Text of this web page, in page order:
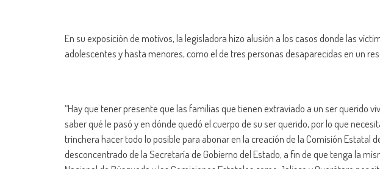
En su exposición de motivos, la legisladora hizo alusión a los casos donde las
adolescentes y hasta menores, como el de tres personas desaparecidas en un
“Hay que tener presente que las familias que tienen extraviado a un ser querido
saber qué le pasó y en dónde quedó el cuerpo de su ser querido, por lo que
trinchera hacer todo lo posible para abonar en la creación de la Comisión Estatal
desconcentrado de la Secretaría de Gobierno del Estado, a fin de que tenga la